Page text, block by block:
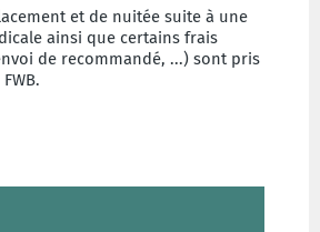
et de nuitée suite à une
ainsi que certains frais
de recommandé, ...) sont pris